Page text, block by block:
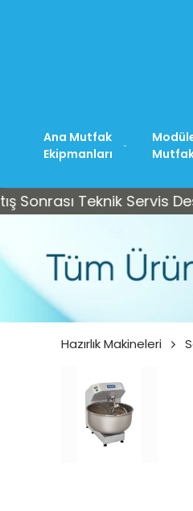
Ana Mutfak
Ekipmanları
Teknik Servis Desteği
Hazırlık Makineleri